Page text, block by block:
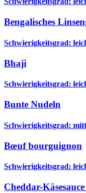
Bengalisches
Schwierigkeitsgrad:
Bhaji
Schwierigkeitsgrad:
Bunte Nudeln
Schwierigkeitsgrad:
Bœuf bourguignon
Schwierigkeitsgrad:
Cheddar-